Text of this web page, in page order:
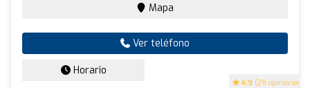
4.9 (29 opiniones)
Mapa
Ver teléfono
Horario